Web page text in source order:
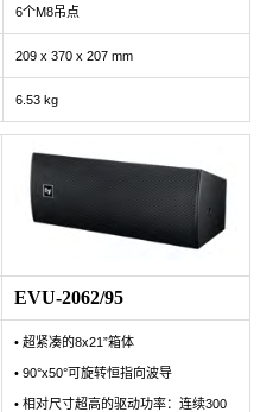
6个M8吊点
209 x 370 x 207 mm
6.53 kg
EVU-2062/95
• 超紧凑的8x21”箱体
• 90°x50°可旋转恒指向波导
• 相对尺寸超高的驱动功率：连续300